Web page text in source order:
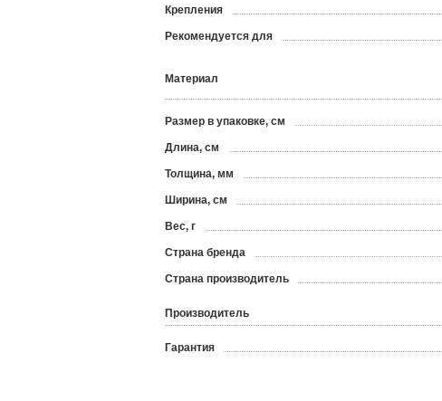
Крепления
Рекомендуется для
Материал
Размер в упаковке, см
Длина, см
Толщина, мм
Ширина, см
Вес, г
Страна бренда
Страна производитель
Производитель
Гарантия